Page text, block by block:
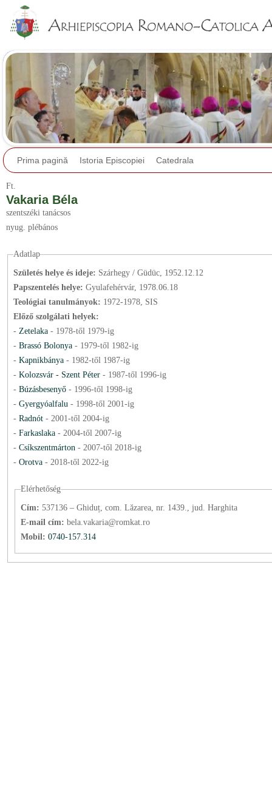
Prima pagină Istoria Episcopiei Catedrala
Ft.
Vakaria Béla
szentszéki tanácsos
nyug. plébános
Adatlap
Születés helye és ideje: Szárhegy / Güdüc, 1952.12.12
Papszentelés helye: Gyulafehérvár, 1978.06.18
Teológiai tanulmányok: 1972-1978, SIS
Előző szolgálati helyek:
- Zetelaka - 1978-től 1979-ig
- Brassó Bolonya- 1979-től 1982-ig
- Kapnikbánya- 1982-től 1987-ig
- Kolozsvár - Szent Péter- 1987-től 1996-ig
- Búzásbesenyő- 1996-től 1998-ig
- Gyergyóalfalu - 1998-től 2001-ig
- Radnót - 2001-től 2004-ig
- Farkaslaka - 2004-től 2007-ig
- Csíkszentmárton- 2007-től 2018-ig
- Orotva - 2018-től 2022-ig
Elérhetőség
Cím: 537136 – Ghiduț, com. Lăzarea, nr. 1439., jud. Harghita
E-mail cím: bela.vakaria@romkat.ro
Mobil: 0740-157.314